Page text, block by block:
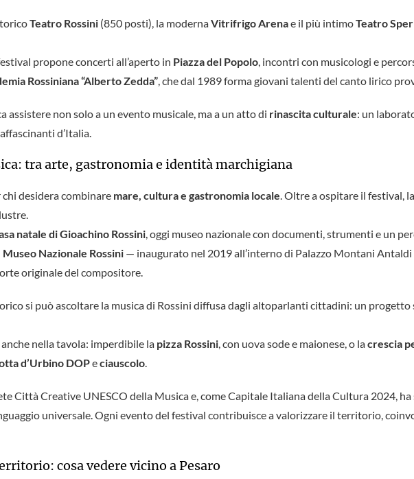
Teatro Rossini (850 posti), la modernaVitrifrigo Arenae il più intimoTeatro
propone concerti all’aperto in Piazza del Popolo, incontri con musicologi e
Rossiniana “Alberto Zedda”, che dal 1989 forma giovani talenti del canto lirico
assistere non solo a un evento musicale, ma a un atto di rinascita culturale: un
d’Italia.
tra arte, gastronomia e identità marchigiana
desidera combinare mare, cultura e gastronomia locale. Oltre a ospitare il festival,
natale di Gioachino Rossini, oggi museo nazionale con documenti, strumenti e un
Museo Nazionale Rossini — inaugurato nel 2019 all’interno di Palazzo Montani Antaldi
originale del compositore.
si può ascoltare la musica di Rossini diffusa dagli altoparlanti cittadini: un
nella tavola: imperdibile la pizza Rossini, con uova sode e maionese, o lacrescia
d’Urbino DOPeciauscolo.
Città Creative UNESCO della Musica e, come Capitale Italiana della Cultura 2024,
universale. Ogni evento del festival contribuisce a valorizzare il territorio,
cosa vedere vicino a Pesaro